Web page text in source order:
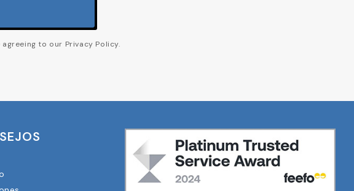
to our Privacy Policy.